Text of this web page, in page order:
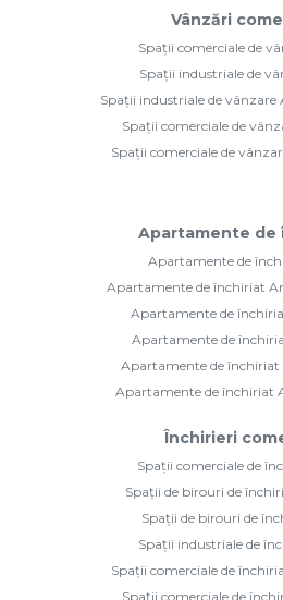
Vânzări
Spații comerciale de
Spații industriale de
Spații industriale de vânzare
Spații comerciale de
Spații comerciale de
Apartamente de
Apartamente de
Apartamente de închiriat
Apartamente de
Apartamente de
Apartamente de închiriat
Apartamente de închiriat
Închirieri
Spații comerciale de
Spații de birouri de
Spații de birouri de
Spații industriale de
Spații comerciale de
Spații comerciale de